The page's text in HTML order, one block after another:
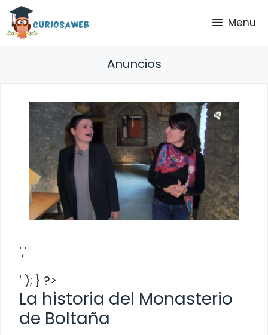
Saltar
contenido
Menu
Anuncios
','
' ); } ?>
La historia del Monasterio
de Boltaña